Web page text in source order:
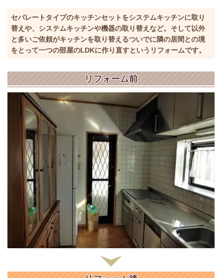
セパレートタイプのキッチンセットをシステムキッチンに取り
替えや、システムキッチンや機器の取り替えなど。そして以外
と多いご依頼がキッチンを取り替えるついでに隣の居間との境
をとって一つの部屋のLDKに作り直すというリフォームです。
リフォーム前